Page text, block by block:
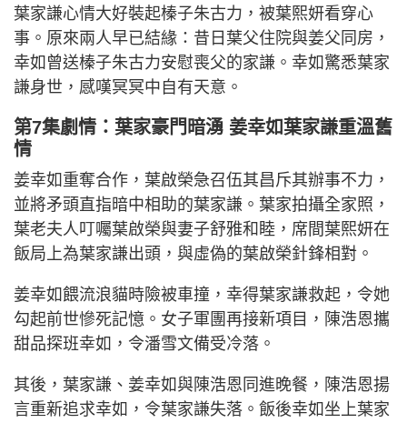
葉家謙心情大好裝起榛子朱古力，被葉熙妍看穿心
事。原來兩人早已結緣：昔日葉父住院與姜父同房，
幸如曾送榛子朱古力安慰喪父的家謙。幸如驚悉葉家
謙身世，感嘆冥冥中自有天意。
第7集劇情：葉家豪門暗湧 姜幸如葉家謙重溫舊
情
姜幸如重奪合作，葉啟榮急召伍其昌斥其辦事不力，
並將矛頭直指暗中相助的葉家謙。葉家拍攝全家照，
葉老夫人叮囑葉啟榮與妻子舒雅和睦，席間葉熙妍在
飯局上為葉家謙出頭，與虛偽的葉啟榮針鋒相對。
姜幸如餵流浪貓時險被車撞，幸得葉家謙救起，令她
勾起前世慘死記憶。女子軍團再接新項目，陳浩恩攜
甜品探班幸如，令潘雪文備受冷落。
其後，葉家謙、姜幸如與陳浩恩同進晚餐，陳浩恩揚
言重新追求幸如，令葉家謙失落。飯後幸如坐上葉家